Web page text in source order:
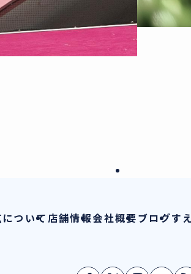
ついて 店舗情報会社概要ブログす